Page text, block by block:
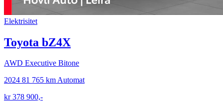
Elektrisitet
Toyota bZ4X
AWD Executive Bitone
2024 81 765 kmAutomat
kr 378 900,-